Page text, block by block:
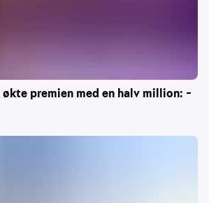
premien med en halv million: –